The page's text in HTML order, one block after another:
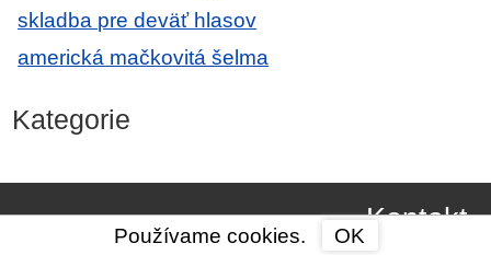
skladba pre deväť hlasov
americká mačkovitá šelma
Kategorie
Kontakt
Používame cookies. OK